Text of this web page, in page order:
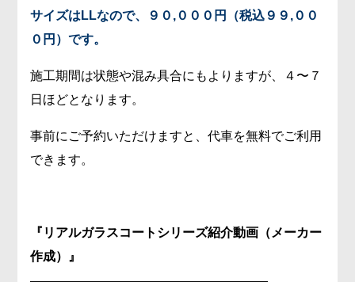
サイズはLLなので、９０,０００円（税込９９,００
０円）です。
施工期間は状態や混み具合にもよりますが、４〜７
日ほどとなります。
事前にご予約いただけますと、代車を無料でご利用
できます。
『リアルガラスコートシリーズ紹介動画（メーカー
作成）』